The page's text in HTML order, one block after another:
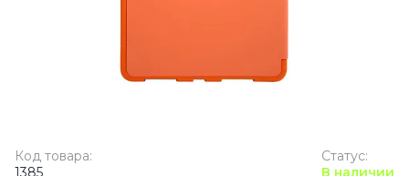
Статус:
В наличии
Код товара:
1385